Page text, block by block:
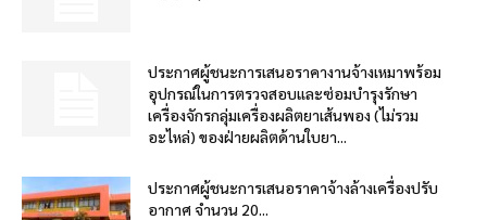
ประกาศผู้ชนะการเสนอราคางานจ้างเหมาพร้อม
อุปกรณ์ในการตรวจสอบและซ่อมบำรุงรักษา
เครื่องจักรกลุ่มเครื่องผลิตยาเส้นพอง (ไม่รวม
อะไหล่) ของฝ่ายผลิตด้านใบยา...
ประกาศผู้ชนะการเสนอราคาจ้างล้างเครื่องปรับ
อากาศ จำนวน 20...